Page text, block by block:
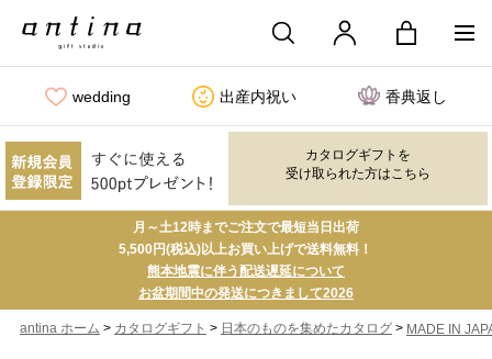
wedding 出産内祝い 香典返し
カタログギフトを
受け取られた方はこちら
月～土12時までご注文で最短当日出荷
5,500円(税込)以上お買い上げで送料無料！
熊本地震に伴う配送遅延について
お盆期間中の発送につきまして2026
antina ホーム > カタログギフト > 日本のものを集めたカタログ> MADE IN